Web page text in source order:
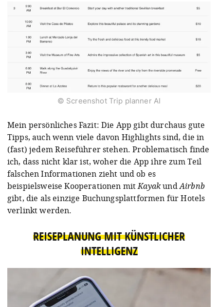
© Screenshot Trip planner AI
Mein persönliches Fazit: Die App gibt durchaus gute
Tipps, auch wenn viele davon Highlights sind, die in
(fast) jedem Reiseführer stehen. Problematisch finde
ich, dass nicht klar ist, woher die App ihre zum Teil
falschen Informationen zieht und ob es
beispielsweise Kooperationen mitKayakundAirbnb
gibt, die als einzige Buchungsplattformen für Hotels
verlinkt werden.
REISEPLANUNG MIT KÜNSTLICHER
INTELLIGENZ